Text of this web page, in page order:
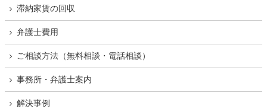
滞納家賃の回収
弁護士費用
ご相談方法（無料相談・電話相談）
事務所・弁護士案内
解決事例